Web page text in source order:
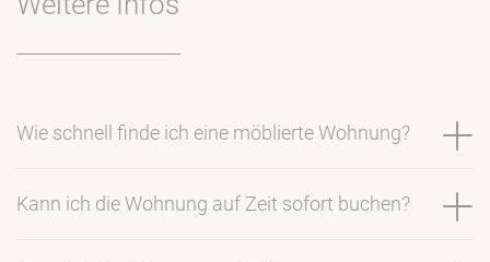
Wie schnell finde ich eine möblierte Wohnung?
Kann ich die Wohnung auf Zeit sofort buchen?